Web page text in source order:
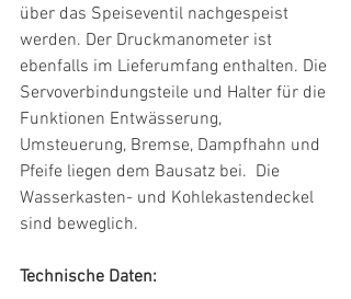
über das Speiseventil nachgespeist
werden. Der Druckmanometer ist
ebenfalls im Lieferumfang enthalten. Die
Servoverbindungsteile und Halter für die
Funktionen Entwässerung,
Umsteuerung, Bremse, Dampfhahn und
Pfeife liegen dem Bausatz bei.  Die
Wasserkasten- und Kohlekastendeckel
sind beweglich.
Technische Daten: